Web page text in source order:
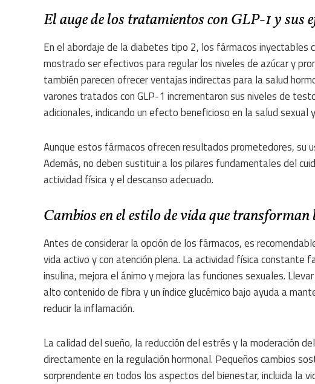
El auge de los tratamientos con GLP-1 y sus
En el abordaje de la diabetes tipo 2, los fármacos inyectables
mostrado ser efectivos para regular los niveles de azúcar y
también parecen ofrecer ventajas indirectas para la salud
varones tratados con GLP-1 incrementaron sus niveles de
adicionales, indicando un efecto beneficioso en la salud sexual
Aunque estos fármacos ofrecen resultados prometedores, su
Además, no deben sustituir a los pilares fundamentales del
actividad física y el descanso adecuado.
Cambios en el estilo de vida que
Antes de considerar la opción de los fármacos, es
vida activo y con atención plena. La actividad física constante
insulina, mejora el ánimo y mejora las funciones sexuales.
alto contenido de fibra y un índice glucémico bajo ayuda a
reducir la inflamación.
La calidad del sueño, la reducción del estrés y la moderación
directamente en la regulación hormonal. Pequeños cambios
sorprendente en todos los aspectos del bienestar, incluida la